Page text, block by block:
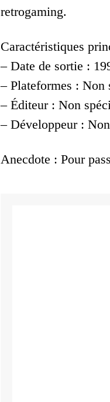
retrogaming.
Caractéristiques
– Date de sortie :
– Plateformes : Non
– Éditeur : Non
– Développeur :
Anecdote : Pour